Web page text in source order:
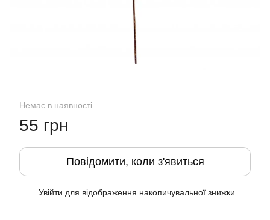
Немає в наявності
55 грн
Повідомити, коли з'явиться
Увійти для відображення накопичувальної знижки